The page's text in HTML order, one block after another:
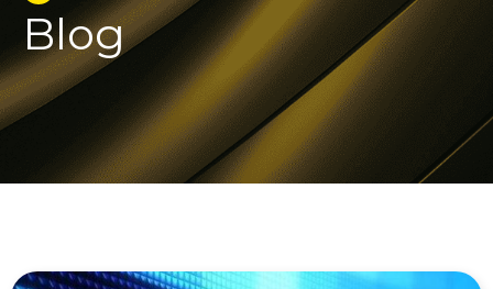
Blog